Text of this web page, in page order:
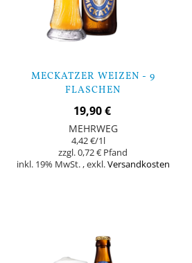
MECKATZER WEIZEN - 9
FLASCHEN
19,90 €
MEHRWEG
4,42 €/1l
0,72 €
inkl. 19% MwSt. ,exkl.Versandkosten